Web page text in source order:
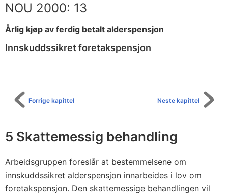
NOU 2000: 13
Årlig kjøp av ferdig betalt alderspensjon
Innskuddssikret foretakspensjon
Neste kapittel
Forrige kapittel
5 Skattemessig behandling
Arbeidsgruppen foreslår at bestemmelsene om
innskuddssikret alderspensjon innarbeides i lov om
foretakspensjon. Den skattemessige behandlingen vil